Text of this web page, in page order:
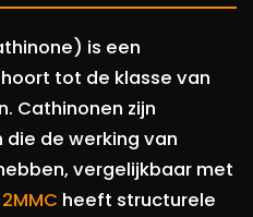
is een
tot de klasse van
Cathinonen zijn
de werking van
vergelijkbaar met
2MMC heeft structurele